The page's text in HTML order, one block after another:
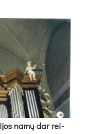
na­mų dar rei­